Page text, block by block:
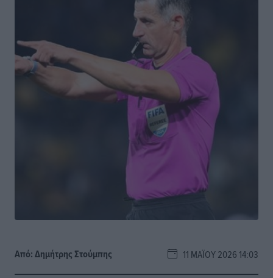
Από:Δημήτρης Στούμπης 11 ΜΑΪ́ΟΥ 2026 14:03